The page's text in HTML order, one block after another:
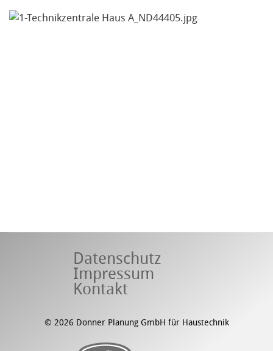
Datenschutz
Impressum
Kontakt
© 2026 Donner Planung GmbH für Haustechnik